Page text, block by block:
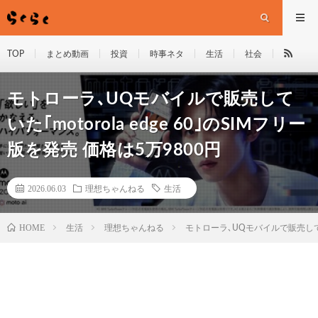
TOP まとめ動画 投資 時事ネタ 生活 社会
モトローラ､UQモバイルで販売して
いた｢motorola edge 60｣のSIMフリー
版を発売 価格は5万9800円
2026.06.03 理想ちゃんねる 生活
HOME 生活 理想ちゃんねる モトローラ､UQモバイルで販売